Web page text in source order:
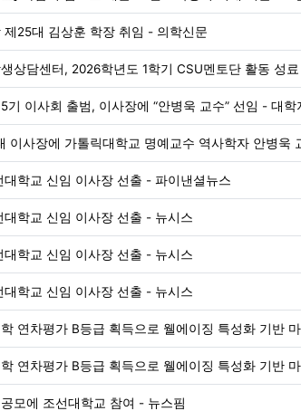
제25대 김상훈 학장 취임 - 의학신문
기 이사회 출범, 이사장에 “안병욱 교수” 선임 - 대
대학교 신임 이사장 선출 - 파이낸셜뉴스
대학교 신임 이사장 선출 - 뉴시스
대학교 신임 이사장 선출 - 뉴시스
대학교 신임 이사장 선출 - 뉴시스
모에 조선대학교 참여 - 뉴스핌